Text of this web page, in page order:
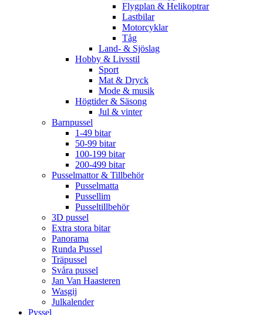
Flygplan & Helikoptrar
Lastbilar
Motorcyklar
Tåg
Land- & Sjöslag
Hobby & Livsstil
Sport
Mat & Dryck
Mode & musik
Högtider & Säsong
Jul & vinter
Barnpussel
1-49 bitar
50-99 bitar
100-199 bitar
200-499 bitar
Pusselmattor & Tillbehör
Pusselmatta
Pussellim
Pusseltillbehör
3D pussel
Extra stora bitar
Panorama
Runda Pussel
Träpussel
Svåra pussel
Jan Van Haasteren
Wasgij
Julkalender
Pyssel